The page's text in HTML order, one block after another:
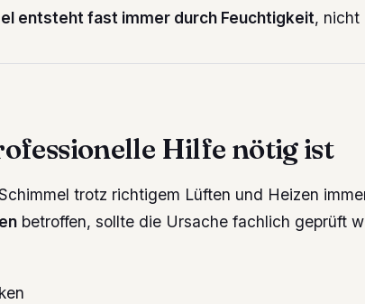
entsteht fast immer durch Feuchtigkeit, nicht
Hilfe nötig ist
trotz richtigem Lüften und Heizen
betroffen, sollte die Ursache fachlich geprüft